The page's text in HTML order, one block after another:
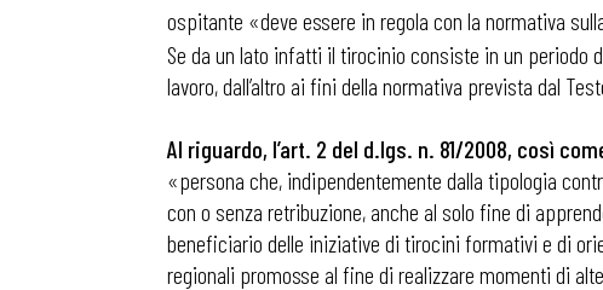
ospitante «deve essere in regola con la normativa
Se da un lato infatti il tirocinio consiste in un periodo
lavoro, dall’altro ai fini della normativa prevista dal
Al riguardo, l’art. 2 del d.lgs. n. 81/2008, così
«persona che, indipendentemente dalla tipologia
con o senza retribuzione, anche al solo fine di
beneficiario delle iniziative di tirocini formativi e di
regionali promosse al fine di realizzare momenti di